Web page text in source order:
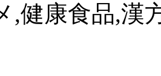
,健康食品,漢